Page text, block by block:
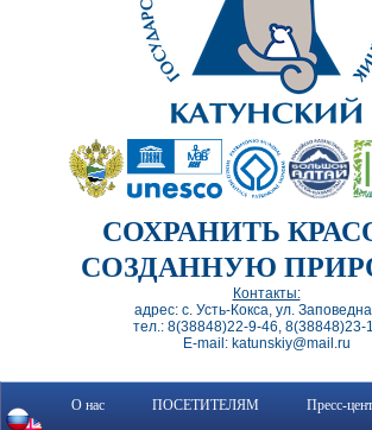
СОХРАНИТЬ
СОЗДАННУЮ
Контакты:
адрес: с. Усть-Кокса, ул.
тел.: 8(38848)22-9-46, 8(38848)23-
E-mail: katunskiy@mail.ru
О нас ПОСЕТИТЕЛЯМ Пресс-